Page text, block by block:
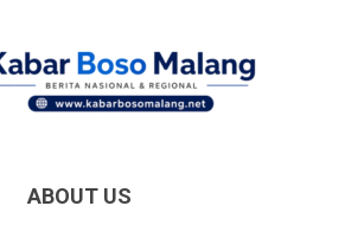
ABOUT US